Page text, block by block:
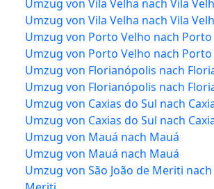
Umzug von Vila Velha nach Vila
Umzug von Vila Velha nach Vila
Umzug von Porto Velho nach Porto
Umzug von Porto Velho nach Porto
Umzug von Florianópolis nach
Umzug von Florianópolis nach
Umzug von Caxias do Sul nach
Umzug von Caxias do Sul nach
Umzug von Mauá nach Mauá
Umzug von Mauá nach Mauá
Umzug von São João de Meriti nach